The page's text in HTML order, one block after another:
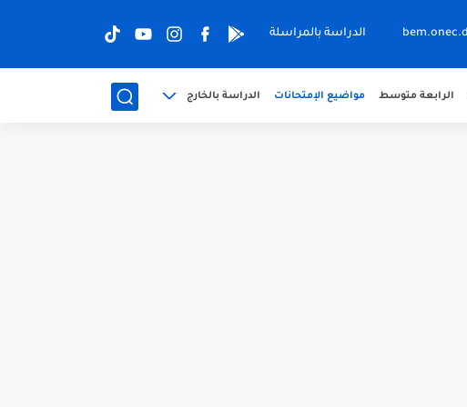
الدراسة بالمراسلة
الرابعة متوسط مواضيع الإمتحانات الدراسة بالخارج